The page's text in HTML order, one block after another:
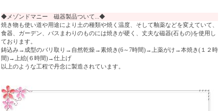
◆メゾンドマニー 磁器製品ついて...◆
焼き物も使い道や用途により土の種類や焼く温度、そして釉薬などを変えていて、
食器、ガーデン、バスまわりのものには焼きが硬く、丈夫な磁器(石もの)を使用し
ております。
鋳込み→成型のバリ取り→自然乾燥→素焼き(6～7時間)→上薬がけ→本焼き(１２時
間)→上絵(６時間)→仕上げ
以上のような工程で丹念に製造されています。